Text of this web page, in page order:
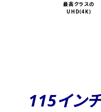
最高クラスの
UHD(4K)
115イン